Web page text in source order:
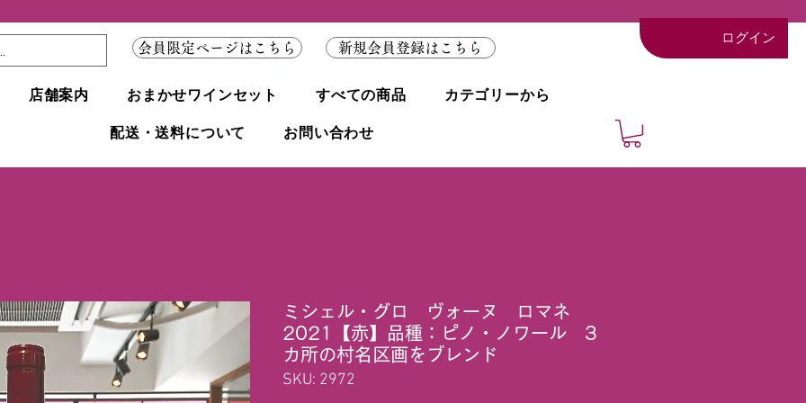
ログイン
会員限定ページはこちら 新規会員登録はこちら
店舗案内 おまかせワインセット すべての商品 カテゴリーから
配送・送料について お問い合わせ
ミシェル・グロ ヴォーヌ ロマネ
2021【赤】品種：ピノ・ノワール 3
カ所の村名区画をブレンド
SKU: 2972